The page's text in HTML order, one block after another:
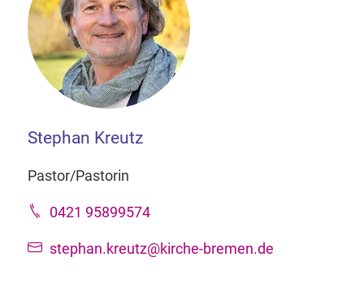
Stephan Kreutz
Pastor/Pastorin
0421 95899574
stephan.kreutz@kirche-bremen.de